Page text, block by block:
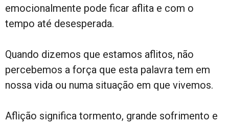
emocionalmente pode ficar aflita e com o
tempo até desesperada.
Quando dizemos que estamos aflitos, não
percebemos a força que esta palavra tem em
nossa vida ou numa situação em que vivemos.
Aflição significa tormento, grande sofrimento e